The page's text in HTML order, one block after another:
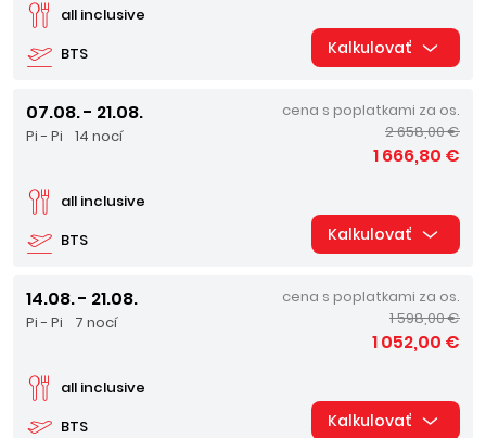
BTS
all inclusive
Kalkulovať
07.08. - 21.08.
Pi - Pi 14 nocí
BTS
all inclusive
cena s poplatkami za os.
2 658,00 €
1 666,80 €
Kalkulovať
14.08. - 21.08.
Pi - Pi 7 nocí
BTS
all inclusive
cena s poplatkami za os.
1 598,00 €
1 052,00 €
Kalkulovať